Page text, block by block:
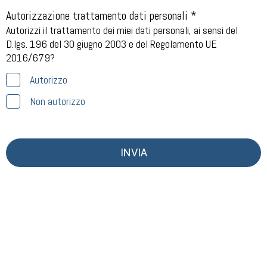
Autorizzazione trattamento dati personali *
Autorizzi il trattamento dei miei dati personali, ai sensi del
D.lgs. 196 del 30 giugno 2003 e del Regolamento UE
2016/679?
Autorizzo
Non autorizzo
INVIA